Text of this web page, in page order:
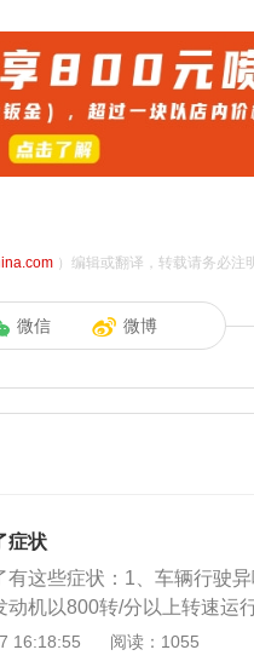
）编辑或翻译，转载请务必注
微信 微博
症状
有这些症状：1、车辆行驶
动机以800转/分以上转速运
情况，我们要做的第一件事
16:18:55 阅读：1055